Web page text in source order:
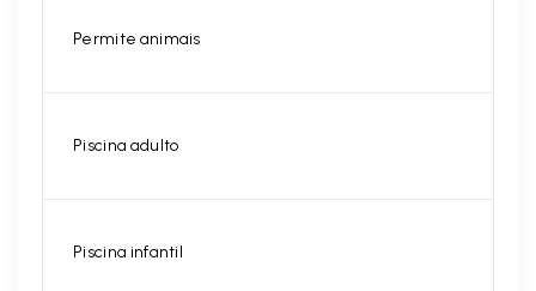
Permite animais
Piscina adulto
Piscina infantil